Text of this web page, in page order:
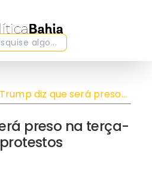
Trump diz que será preso
na terça-feira e convoca
protestospreso na terça-